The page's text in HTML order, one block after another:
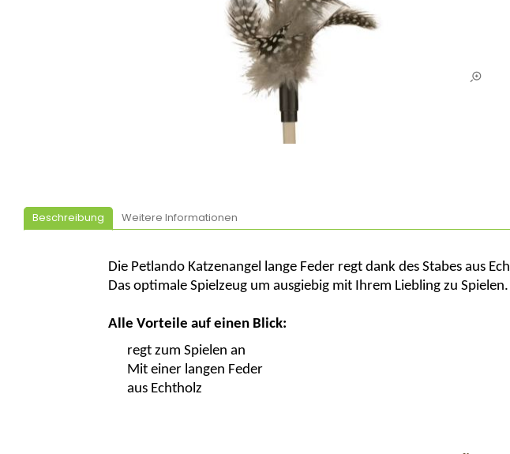
Beschreibung Weitere Informationen
Die Petlando Katzenangel lange Feder regt dank des Stabes aus
Das optimale Spielzeug um ausgiebig mit Ihrem Liebling zu Spielen.
Alle Vorteile auf einen Blick:
regt zum Spielen an
Mit einer langen Feder
aus Echtholz